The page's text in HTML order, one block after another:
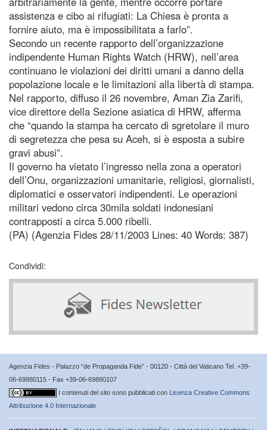
assistenza e cibo ai rifugiati: La Chiesa è pronta a
fornire aiuto, ma è impossibilitata a farlo”.
Secondo un recente rapporto dell’organizzazione
indipendente Human Rights Watch (HRW), nell’area
continuano le violazioni dei diritti umani a danno della
popolazione locale e le limitazioni alla libertà di stampa.
Nel rapporto, diffuso il 26 novembre, Aman Zia Zarifi,
vice direttore della Sezione asiatica di HRW, afferma
che “quando la stampa ha cercato di sgretolare il muro
di segretezza che pesa su Aceh, si è esposta a subire
gravi abusi”.
Il governo ha vietato l’ingresso nella zona a operatori
dell’Onu, organizzazioni umanitarie, religiosi, giornalisti,
diplomatici e osservatori indipendenti. Le operazioni
militari vedono circa 30mila soldati indonesiani
contrapposti a circa 5.000 ribelli.
(PA) (Agenzia Fides 28/11/2003 Lines: 40 Words: 387)
Condividi:
Agenzia Fides - Palazzo “de Propaganda Fide” - 00120 - Città del Vaticano Tel. +39-
06-69880115 - Fax +39-06-69880107
I contenuti del sito sono pubblicati con Licenza Creative Commons
Attribuzione 4.0 Internazionale